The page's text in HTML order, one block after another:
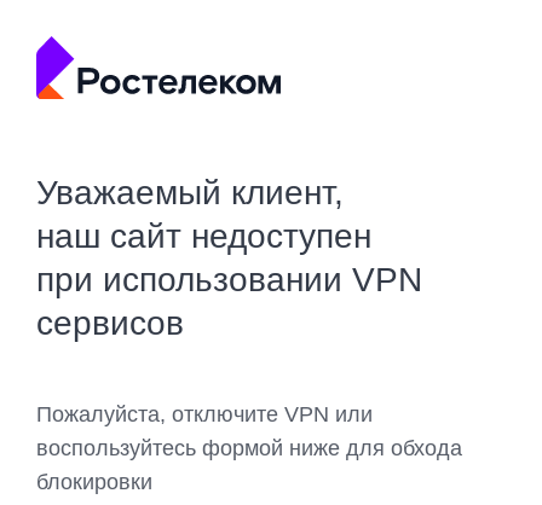
Уважаемый клиент,
наш сайт недоступен
при использовании VPN
сервисов
Пожалуйста, отключите VPN или
воспользуйтесь формой ниже для обхода
блокировки